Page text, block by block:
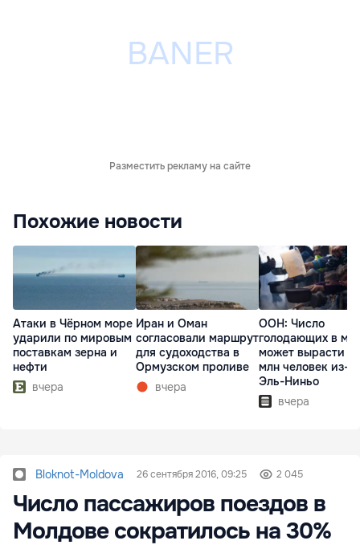
Разместить рекламу на сайте
Похожие новости
Атаки в Чёрном море
ударили по мировым
поставкам зерна и
нефти
вчера
Иран и Оман
согласовали маршрут
для судоходства в
Ормузском проливе
вчера
ООН: Число
голодающих в
может вырасти
млн человек из-за
Эль-Ниньо
вчера
Bloknot-Moldova 26 сентября 2016, 09:25 2 045
Число пассажиров поездов в
Молдове сократилось на 30%